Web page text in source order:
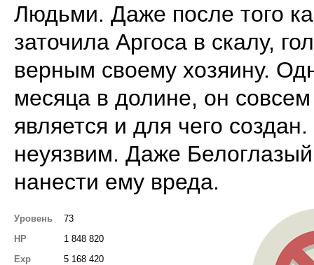
Людьми. Даже после того
заточила Аргоса в скалу,
верным своему хозяину.
месяца в долине, он
является и для чего
неуязвим. Даже
нанести ему вреда.
Уровень
73
HP
1 848 820
Exp
5 168 420